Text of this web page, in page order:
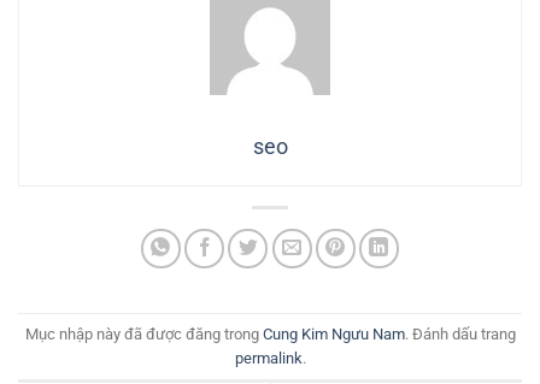
seo
Mục nhập này đã được đăng trong Cung Kim Ngưu Nam. Đánh dấu trang
permalink.